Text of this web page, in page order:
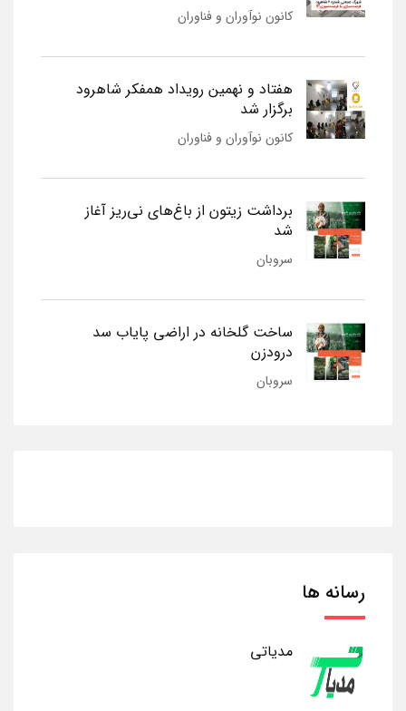
کانون نوآوران و فناوران
هفتاد و نهمین رویداد همفکر شاهرود
برگزار شد
کانون نوآوران و فناوران
برداشت زیتون از باغ‌های نی‌ریز آغاز
شد
سروبان
ساخت گلخانه در اراضی پایاب سد
درودزن
سروبان
رسانه ها
مدیاتی